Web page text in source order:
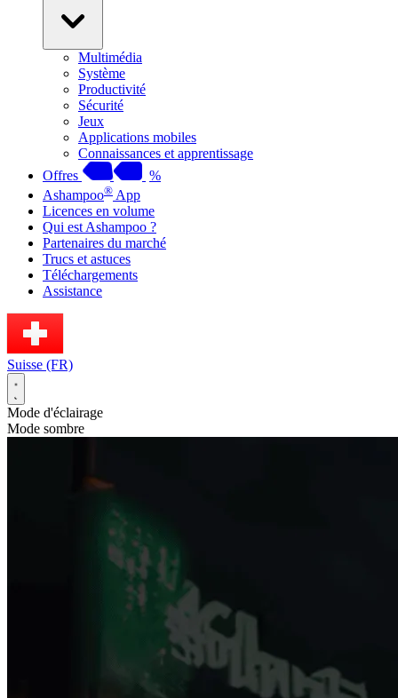
Multimédia
Système
Productivité
Sécurité
Jeux
Applications mobiles
Connaissances et apprentissage
Offres
%
Ashampoo® App
Licences en volume
Qui est Ashampoo ?
Partenaires du marché
Trucs et astuces
Téléchargements
Assistance
Suisse (FR)
Mode d'éclairage
Mode sombre